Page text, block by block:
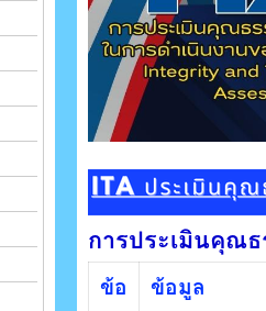
การประเมินคุณ
ข้อ ข้อมูล